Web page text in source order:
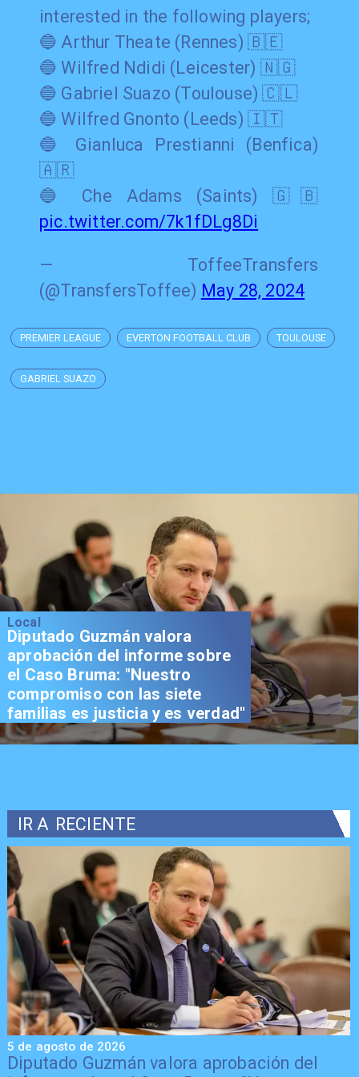
interested in the following players;
🔵 Arthur Theate (Rennes) 🇧🇪
🔵 Wilfred Ndidi (Leicester) 🇳🇬
🔵 Gabriel Suazo (Toulouse) 🇨🇱
🔵 Wilfred Gnonto (Leeds) 🇮🇹
🔵 Gianluca Prestianni (Benfica)
🇦🇷
🔵 Che Adams (Saints) 🇬🇧
pic.twitter.com/7k1fDLg8Di
— ToffeeTransfers
(@TransfersToffee) May 28, 2024
PREMIER LEAGUE EVERTON FOOTBALL CLUB TOULOUSE
GABRIEL SUAZO
Local
Diputado Guzmán valora
aprobación del informe sobre
el Caso Bruma: "Nuestro
compromiso con las siete
familias es justicia y es verdad"
IR A RECIENTE
Diputado Guzmán valora aprobación del
5 de agosto de 2026